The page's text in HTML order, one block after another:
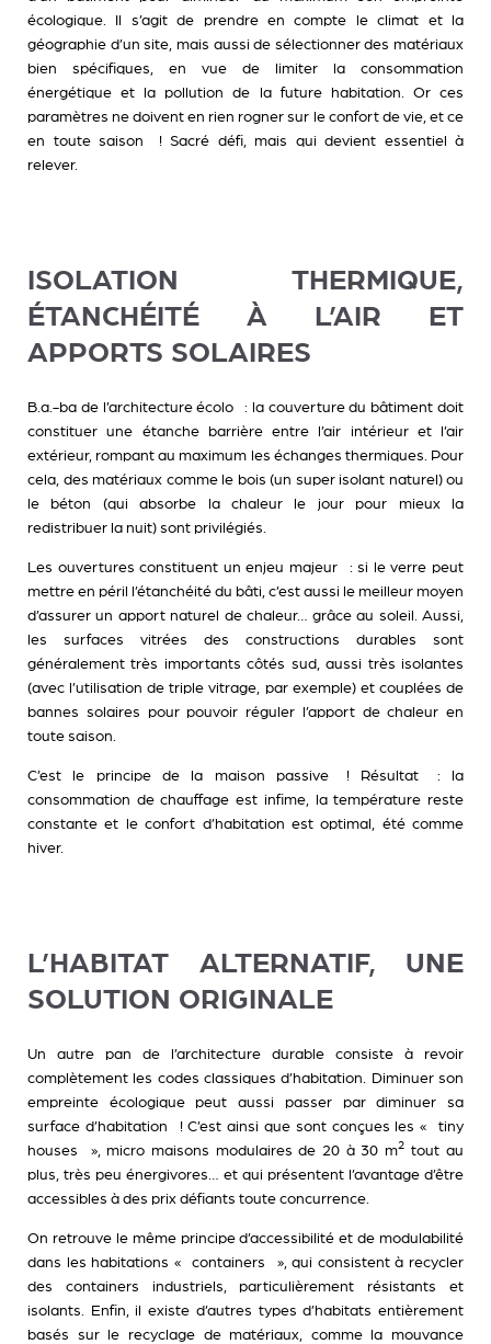
écologique. Il s’agit de prendre en compte le climat et la
géographie d’un site, mais aussi de sélectionner des matériaux
bien spécifiques, en vue de limiter la consommation
énergétique et la pollution de la future habitation. Or ces
paramètres ne doivent en rien rogner sur le confort de vie, et ce
en toute saison ! Sacré défi, mais qui devient essentiel à
relever.
ISOLATION THERMIQUE,
ÉTANCHÉITÉ À L’AIR ET
APPORTS SOLAIRES
B.a.-ba de l’architecture écolo : la couverture du bâtiment doit
constituer une étanche barrière entre l’air intérieur et l’air
extérieur, rompant au maximum les échanges thermiques. Pour
cela, des matériaux comme le bois (un super isolant naturel) ou
le béton (qui absorbe la chaleur le jour pour mieux la
redistribuer la nuit) sont privilégiés.
Les ouvertures constituent un enjeu majeur : si le verre peut
mettre en péril l’étanchéité du bâti, c’est aussi le meilleur moyen
d’assurer un apport naturel de chaleur… grâce au soleil. Aussi,
les surfaces vitrées des constructions durables sont
généralement très importants côtés sud, aussi très isolantes
(avec l’utilisation de triple vitrage, par exemple) et couplées de
bannes solaires pour pouvoir réguler l’apport de chaleur en
toute saison.
C’est le principe de la maison passive ! Résultat : la
consommation de chauffage est infime, la température reste
constante et le confort d’habitation est optimal, été comme
hiver.
L’HABITAT ALTERNATIF, UNE
SOLUTION ORIGINALE
Un autre pan de l’architecture durable consiste à revoir
complètement les codes classiques d’habitation. Diminuer son
empreinte écologique peut aussi passer par diminuer sa
surface d’habitation ! C’est ainsi que sont conçues les « tiny
houses », micro maisons modulaires de 20 à 30 m2 tout au
plus, très peu énergivores… et qui présentent l’avantage d’être
accessibles à des prix défiants toute concurrence.
On retrouve le même principe d’accessibilité et de modulabilité
dans les habitations « containers », qui consistent à recycler
des containers industriels, particulièrement résistants et
isolants. Enfin, il existe d’autres types d’habitats entièrement
basés sur le recyclage de matériaux, comme la mouvance